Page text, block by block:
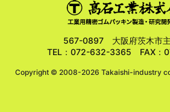
567-0897 大阪府茨木市
TEL：072-632-3365 FAX：
Copyright ©2008-2026 Takaishi-industry